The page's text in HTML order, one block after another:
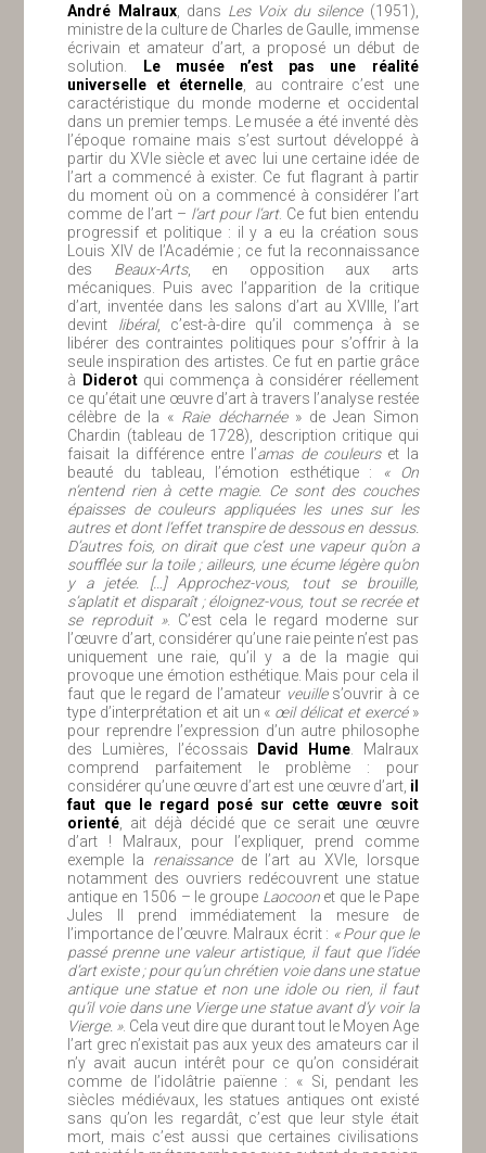
André Malraux, dans Les Voix du silence(1951),
ministre de la culture de Charles de Gaulle, immense
écrivain et amateur d’art, a proposé un début de
solution.
Le musée n’est pas une réalité
universelle et éternelle, au contraire c’est une
caractéristique du monde moderne et occidental
dans un premier temps. Le musée a été inventé dès
l’époque romaine mais s’est surtout développé à
partir du XVIe siècle et avec lui une certaine idée de
l’art a commencé à exister. Ce fut flagrant à partir
du moment où on a commencé à considérer l’art
comme de l’art – l’art pour l’art. Ce fut bien entendu
progressif et politique : il y a eu la création sous
Louis XIV de l’Académie ; ce fut la reconnaissance
des Beaux-Arts, en opposition aux arts
mécaniques. Puis avec l’apparition de la critique
d’art, inventée dans les salons d’art au XVIIIe, l’art
devint libéral, c’est-à-dire qu’il commença à se
libérer des contraintes politiques pour s’offrir à la
seule inspiration des artistes. Ce fut en partie grâce
à
Diderotqui commença à considérer réellement
ce qu’était une œuvre d’art à travers l’analyse restée
célèbre de la « Raie décharnée » de Jean Simon
Chardin (tableau de 1728), description critique qui
faisait la différence entre l’amas de couleurset la
beauté du tableau, l’émotion esthétique :
« On
n’entend rien à cette magie. Ce sont des couches
épaisses de couleurs appliquées les unes sur les
autres et dont l’effet transpire de dessous en dessus.
D’autres fois, on dirait que c’est une vapeur qu’on a
soufflée sur la toile ; ailleurs, une écume légère qu’on
y a jetée. […] Approchez-vous, tout se brouille,
s’aplatit et disparaît ; éloignez-vous, tout se recrée et
se reproduit ». C’est cela le regard moderne sur
l’œuvre d’art, considérer qu’une raie peinte n’est pas
uniquement une raie, qu’il y a de la magie qui
provoque une émotion esthétique. Mais pour cela il
faut que le regard de l’amateur veuilles’ouvrir à ce
type d’interprétation et ait un « œil délicat et exercé»
pour reprendre l’expression d’un autre philosophe
des Lumières, l’écossais
David Hume. Malraux
comprend parfaitement le problème : pour
considérer qu’une œuvre d’art est une œuvre d’art, il
faut que le regard posé sur cette œuvre soit
orienté , ait déjà décidé que ce serait une œuvre
d’art ! Malraux, pour l’expliquer, prend comme
exemple la renaissancede l’art au XVIe, lorsque
notamment des ouvriers redécouvrent une statue
antique en 1506 – le groupeLaocoonet que le Pape
Jules II prend immédiatement la mesure de
l’importance de l’œuvre. Malraux écrit : « Pour que le
passé prenne une valeur artistique, il faut que l’idée
d’art existe ; pour qu’un chrétien voie dans une statue
antique une statue et non une idole ou rien, il faut
qu’il voie dans une Vierge une statue avant d’y voir la
Vierge. ». Cela veut dire que durant tout le Moyen Age
l’art grec n’existait pas aux yeux des amateurs car il
n’y avait aucun intérêt pour ce qu’on considérait
comme de l’idolâtrie païenne : « Si, pendant les
siècles médiévaux, les statues antiques ont existé
sans qu’on les regardât, c’est que leur style était
mort, mais c’est aussi que certaines civilisations